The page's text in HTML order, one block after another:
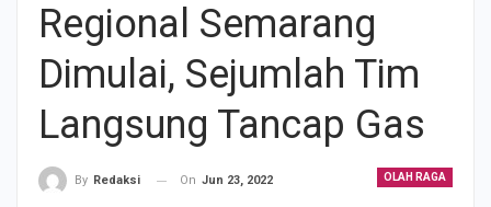
Regional Semarang
Dimulai, Sejumlah Tim
Langsung Tancap Gas
OLAH RAGA
By Redaksi On Jun 23, 2022